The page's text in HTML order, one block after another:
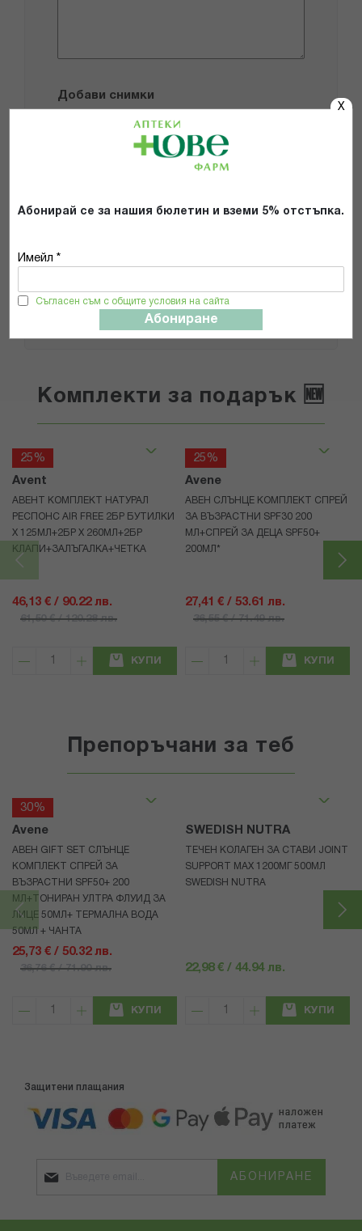
X
Абонирай се за нашия бюлетин и вземи 5% отстъпка.
Имейл *
Съгласен съм с общите условия на сайта
Абониране
Добави снимки
Препоръчвам продукта
Общите условия и политиката за
Комплекти за подарък 🆕
25%
Avent
АВЕНТ КОМПЛЕКТ НАТУРАЛ
РЕСПОНС AIR FREE 2БР БУТИЛКИ
Х 125МЛ+2БР Х 260МЛ+2БР
КЛАПИ+ЗАЛЪГАЛКА+ЧЕТКА
46,13 € / 90.22 лв.
61,50 € / 120.28 лв.
КУПИ
25%
Avene
АВЕН СЛЪНЦЕ КОМПЛЕКТ СПРЕЙ
ЗА ВЪЗРАСТНИ SPF30 200
МЛ+СПРЕЙ ЗА ДЕЦА SPF50+
200МЛ*
27,41 € / 53.61 лв.
36,55 € / 71.49 лв.
КУПИ
Препоръчани за теб
30%
Avene
АВЕН GIFT SET СЛЪНЦЕ
КОМПЛЕКТ СПРЕЙ ЗА
ВЪЗРАСТНИ SPF50+ 200
МЛ+ТОНИРАН УЛТРА ФЛУИД ЗА
ЛИЦЕ 50МЛ+ ТЕРМАЛНА ВОДА
50МЛ + ЧАНТА
25,73 € / 50.32 лв.
36,76 € / 71.90 лв.
КУПИ
SWEDISH NUTRA
ТЕЧЕН КОЛАГЕН ЗА СТАВИ JOINT
SUPPORT MAX 1200МГ 500МЛ
SWEDISH NUTRA
22,98 € / 44.94 лв.
КУПИ
Защитени плащания
АБОНИРАНЕ